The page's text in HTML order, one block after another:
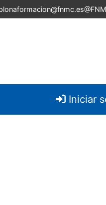
formacion@fnmc.es
Iniciar